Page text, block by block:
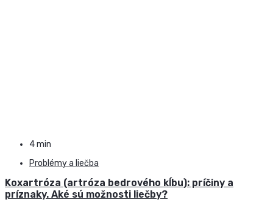
4 min
Problémy a liečba
Koxartróza (artróza bedrového kĺbu): príčiny a
príznaky. Aké sú možnosti liečby?